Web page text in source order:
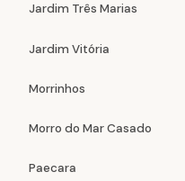
Jardim Três Marias
Jardim Vitória
Morrinhos
Morro do Mar Casado
Paecara